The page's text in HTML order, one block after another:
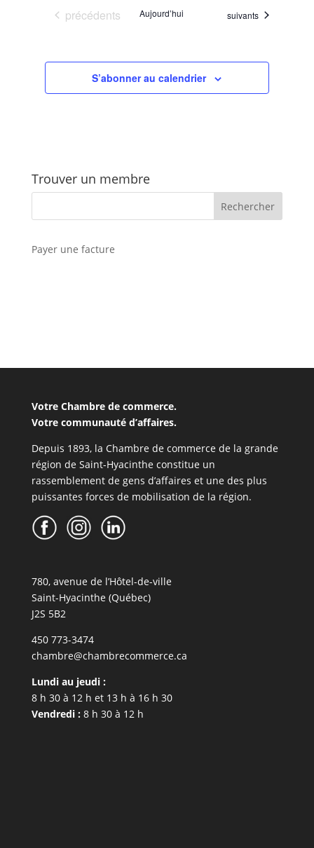
Évènements
précédents Aujourd’hui Évènements
suivants
S’abonner au calendrier
Trouver un membre
Payer une facture
Votre Chambre de commerce.
Votre communauté d’affaires.
Depuis 1893, la Chambre de commerce de la grande
région de Saint-Hyacinthe constitue un
rassemblement de gens d’affaires et une des plus
puissantes forces de mobilisation de la région.
780, avenue de l’Hôtel-de-ville
Saint-Hyacinthe (Québec)
J2S 5B2
450 773-3474
chambre@chambrecommerce.ca
Lundi au jeudi :
8 h 30 à 12 h et 13 h à 16 h 30
Vendredi :8 h 30 à 12 h